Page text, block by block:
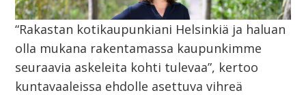
“Rakastan kotikaupunkiani Helsinkiä ja haluan
olla mukana rakentamassa kaupunkimme
seuraavia askeleita kohti tulevaa”, kertoo
kuntavaaleissa ehdolle asettuva vihreä